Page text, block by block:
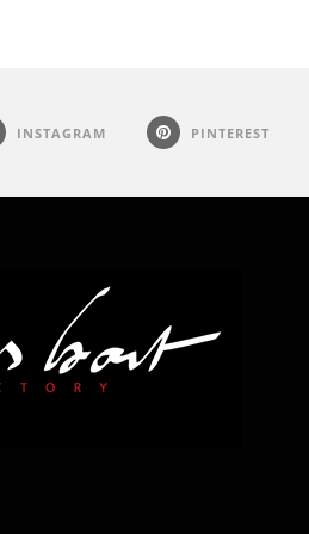
INSTAGRAM PINTEREST